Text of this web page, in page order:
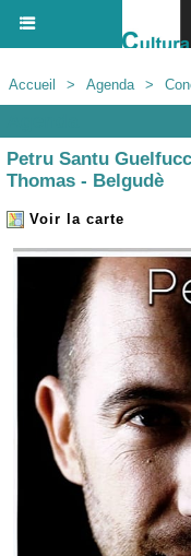
Accueil > Agenda >
Petru Santu
Thomas - Belgudè
Voir la carte